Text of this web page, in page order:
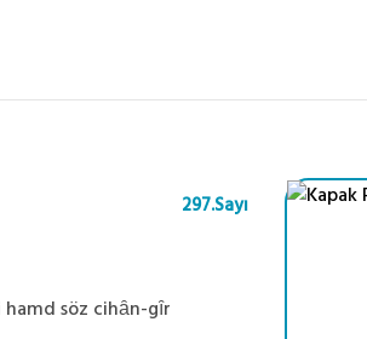
297.Sayı
hamd söz cihȃn-gȋr